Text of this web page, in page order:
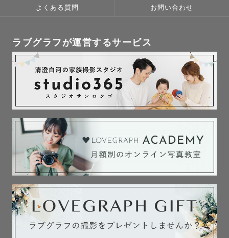
よくある質問 お問い合わせ
ラブグラフが運営するサービス